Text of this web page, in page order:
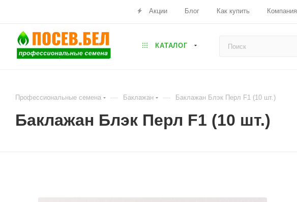
Акции Блог Как купить Компания
КАТАЛОГ
Профессиональные семена — Баклажан — Баклажан Блэк Перл F1 (10 шт.)
Баклажан Блэк Перл F1 (10 шт.)